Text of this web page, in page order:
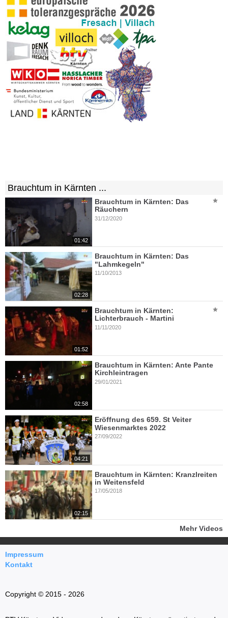
Brauchtum in Kärnten ...
01:42
Brauchtum in Kärnten: Das
Räuchern
31/12/2020
02:28
Brauchtum in Kärnten: Das
"Lahmkegeln"
11/10/2013
01:52
Brauchtum in Kärnten:
Lichterbrauch - Martini
11/11/2020
02:58
Brauchtum in Kärnten: Ante Pante
Kirchleintragen
29/01/2021
04:21
Eröffnung des 659. St Veiter
Wiesenmarktes 2022
27/09/2022
02:15
Brauchtum in Kärnten: Kranzlreiten
in Weitensfeld
17/05/2018
Mehr Videos
Impressum
Kontakt
Copyright © 2015 - 2026